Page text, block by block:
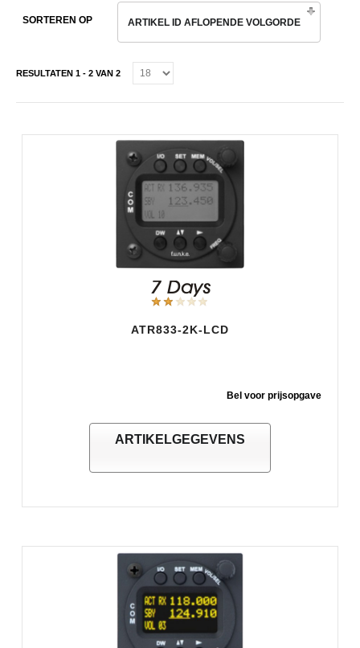
SORTEREN OP ARTIKEL ID AFLOPENDE VOLGORDE
RESULTATEN 1 - 2 VAN 2
ATR833-2K-LCD
Bel voor prijsopgave
ARTIKELGEGEVENS